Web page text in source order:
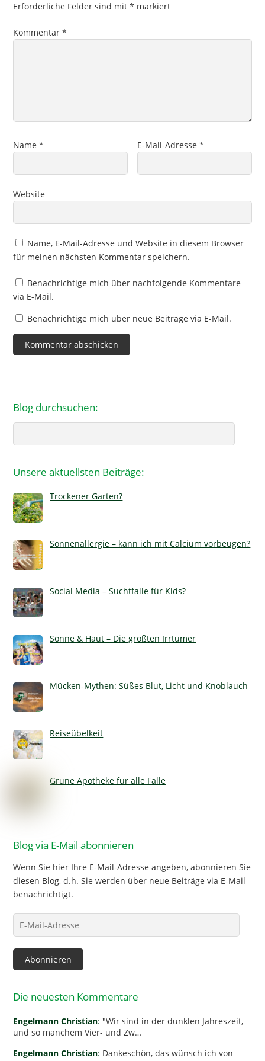
Erforderliche Felder sind mit* markiert
Kommentar*
Name* E-Mail-Adresse*
Website
Name, E-Mail-Adresse und Website in diesem Browser
für meinen nächsten Kommentar speichern.
Benachrichtige mich über nachfolgende Kommentare
via E-Mail.
Benachrichtige mich über neue Beiträge via E-Mail.
Blog durchsuchen:
Unsere aktuellsten Beiträge:
Trockener Garten?
Sonnenallergie – kann ich mit Calcium vorbeugen?
Social Media – Suchtfalle für Kids?
Sonne & Haut – Die größten Irrtümer
Mücken-Mythen: Süßes Blut, Licht und Knoblauch
Reiseübelkeit
Grüne Apotheke für alle Fälle
Blog via E-Mail abonnieren
Wenn Sie hier Ihre E-Mail-Adresse angeben, abonnieren Sie
diesen Blog, d.h. Sie werden über neue Beiträge via E-Mail
benachrichtigt.
Mail-
Adresse
Abonnieren
Die neuesten Kommentare
Engelmann Christian: "Wir sind in der dunklen Jahreszeit,
und so manchem Vier- und Zw…
Engelmann Christian: Dankeschön, das wünsch ich von